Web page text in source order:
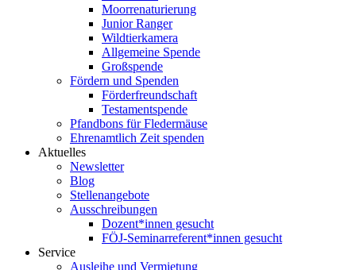
Moorrenaturierung
Junior Ranger
Wildtierkamera
Allgemeine Spende
Großspende
Fördern und Spenden
Förderfreundschaft
Testamentspende
Pfandbons für Fledermäuse
Ehrenamtlich Zeit spenden
Aktuelles
Newsletter
Blog
Stellenangebote
Ausschreibungen
Dozent*innen gesucht
FÖJ-Seminarreferent*innen gesucht
Service
Ausleihe und Vermietung